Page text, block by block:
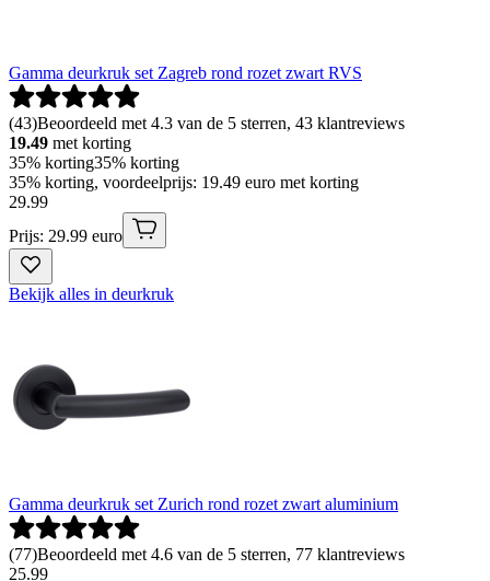
Gamma deurkruk set Zagreb rond rozet zwart RVS
(43)Beoordeeld met 4.3 van de 5 sterren, 43 klantreviews
19.49 met korting
35% korting35% korting
35% korting, voordeelprijs: 19.49 euro met korting
29.99
Prijs: 29.99 euro
Bekijk alles in deurkruk
Gamma deurkruk set Zurich rond rozet zwart aluminium
(77)Beoordeeld met 4.6 van de 5 sterren, 77 klantreviews
25.99